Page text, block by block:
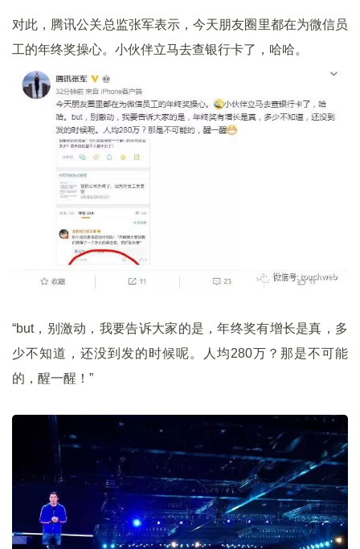
对此，腾讯公关总监张军表示，今天朋友圈里都在为微信员
工的年终奖操心。小伙伴立马去查银行卡了，哈哈。
“but，别激动，我要告诉大家的是，年终奖有增长是真，多
少不知道，还没到发的时候呢。人均280万？那是不可能
的，醒一醒！”